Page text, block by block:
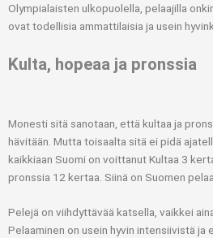
Olympialaisten ulkopuolella, pelaajilla
ovat todellisia ammattilaisia ja usein
Kulta, hopeaa ja pronssia
Monesti sitä sanotaan, että kultaa ja
hävitään. Mutta toisaalta sitä ei pidä
kaikkiaan Suomi on voittanut Kultaa 3
pronssia 12 kertaa. Siinä on Suomen
Pelejä on viihdyttävää katsella, vaikkei
Pelaaminen on usein hyvin intensiivistä ja